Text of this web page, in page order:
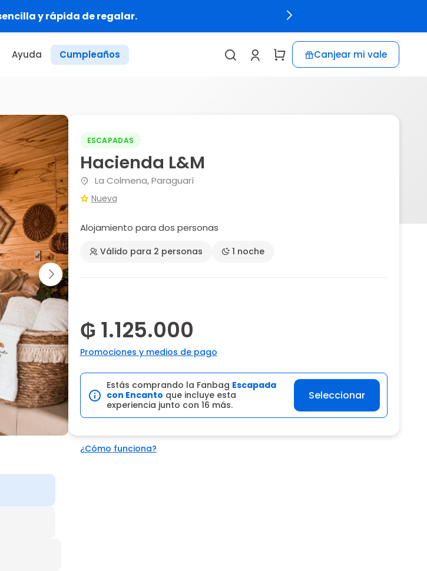
y rápida de regalar.
Ayuda Cumpleaños Canjear mi vale
ESCAPADAS
Hacienda L&M
La Colmena, Paraguarí
Nueva
Alojamiento para dos personas
Válido para 2 personas 1 noche
₲ 1.125.000
Promociones y medios de pago
Estás comprando la Fanbag Escapada
con Encanto que incluye esta
experiencia junto con 16 más.
Seleccionar
¿Cómo funciona?